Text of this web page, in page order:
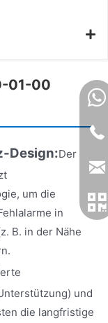
01-00
Design:Der
um die
in
B. in der Nähe
und
die langfristige